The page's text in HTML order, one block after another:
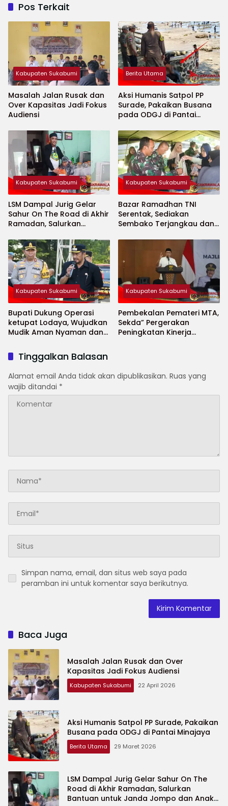
Pos Terkait
Kabupaten Sukabumi
Masalah Jalan Rusak dan
Over Kapasitas Jadi Fokus
Audiensi
Berita Utama
Aksi Humanis Satpol PP
Surade, Pakaikan Busana
pada ODGJ di Pantai
Kabupaten Sukabumi
LSM Dampal Jurig Gelar
Sahur On The Road di Akhir
Ramadan, Salurkan
Jompo dan Anak Yatim
Kabupaten Sukabumi
Bazar Ramadhan TNI
Serentak, Sediakan
Sembako Terjangkau dan
Kabupaten Sukabumi
Bupati Dukung Operasi
ketupat Lodaya, Wujudkan
Mudik Aman Nyaman dan
Kabupaten Sukabumi
Pembekalan Pemateri MTA,
Sekda” Pergerakan
Peningkatan Kinerja
Tinggalkan Balasan
Alamat email Anda tidak akan dipublikasikan. Ruas yang
wajib ditandai *
Simpan nama, email, dan situs web saya pada
peramban ini untuk komentar saya berikutnya.
Baca Juga
Masalah Jalan Rusak dan Over
Kapasitas Jadi Fokus Audiensi
Kabupaten Sukabumi 22 April 2026
Aksi Humanis Satpol PP Surade, Pakaikan
Busana pada ODGJ di Pantai Minajaya
Berita Utama 29 Maret 2026
LSM Dampal Jurig Gelar Sahur On The
Road di Akhir Ramadan, Salurkan
Bantuan untuk Janda Jompo dan Anak